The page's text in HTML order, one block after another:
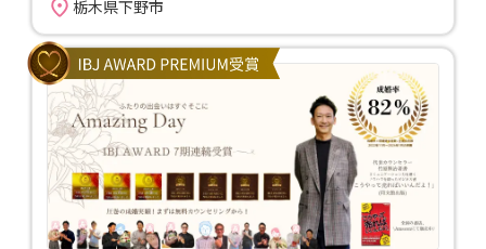
栃木県下野市